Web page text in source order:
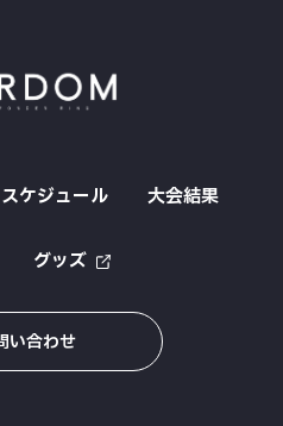
スケジュール 大会結果
グッズ
い合わせ